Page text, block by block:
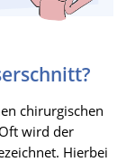
chirurgischen
wird der
Hierbei